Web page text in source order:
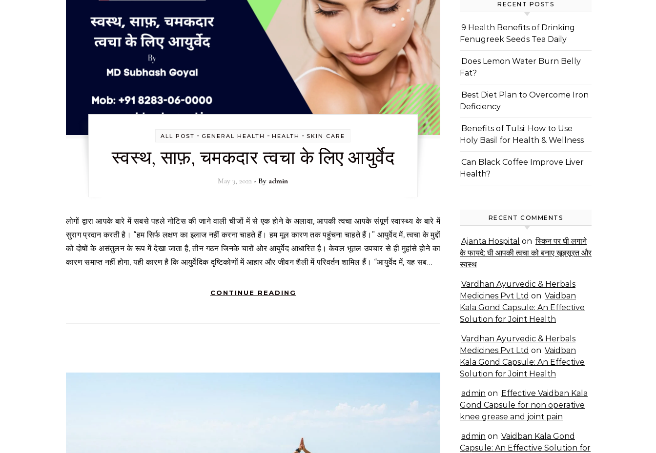
ALL POST - GENERAL HEALTH -HEALTH -SKIN CARE
स्वस्थ, साफ़, चमकदार त्वचा के लिए आयुर्वेद
May 3, 2022 - By admin
लोगों द्वारा आपके बारे में सबसे पहले नोटिस की जाने वाली चीजों में से एक होने के अलावा, आपकी त्वचा आपके संपूर्ण स्वास्थ्य के बारे में
सुराग प्रदान करती है। “हम सिर्फ लक्षण का इलाज नहीं करना चाहते हैं। हम मूल कारण तक पहुंचना चाहते हैं।” आयुर्वेद में, त्वचा के मुद्दों
को दोषों के असंतुलन के रूप में देखा जाता है, तीन गठन जिनके चारों ओर आयुर्वेद आधारित है। केवल भूतल उपचार से ही मुहांसे होने का
कारण समाप्त नहीं होगा, यही कारण है कि आयुर्वेदिक दृष्टिकोणों में आहार और जीवन शैली में परिवर्तन शामिल हैं। “आयुर्वेद में, यह सब…
CONTINUE READING
RECENT POSTS
9 Health Benefits of Drinking
Fenugreek Seeds Tea Daily
Does Lemon Water Burn Belly
Fat?
Best Diet Plan to Overcome Iron
Deficiency
Benefits of Tulsi: How to Use
Holy Basil for Health & Wellness
Can Black Coffee Improve Liver
Health?
RECENT COMMENTS
Ajanta Hospital on स्किन पर घी लगाने
के फायदे: घी आपकी त्वचा को बनाए खूबसूरत और
स्वस्थ
Vardhan Ayurvedic & Herbals
Medicines Pvt Ltd on Vaidban
Kala Gond Capsule: An Effective
Solution for Joint Health
Vardhan Ayurvedic & Herbals
Medicines Pvt Ltd on Vaidban
Kala Gond Capsule: An Effective
Solution for Joint Health
admin on Effective Vaidban Kala
Gond Capsule for non operative
knee grease and joint pain
admin on Vaidban Kala Gond
Capsule: An Effective Solution for